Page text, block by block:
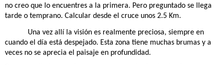
no creo que lo encuentres a la primera. Pero preguntado se llega
tarde o temprano. Calcular desde el cruce unos 2.5 Km.
Una vez allí la visión es realmente preciosa, siempre en
cuando el día está despejado. Esta zona tiene muchas brumas y a
veces no se aprecia el paisaje en profundidad.